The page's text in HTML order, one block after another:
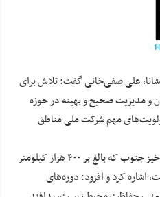
شانا, علی صفی‌خانی گفت: تلاش برای
و مدیریت صحیح و بهینه در حوزه
مهم شرکت ملی مناطق
وی به گستره شرکت ملی مناطق نفت‌خیز جنوب که بالغ بر ۴۰۰ هزار کیلومتر
اشاره کرد و افزود: دوره‌های